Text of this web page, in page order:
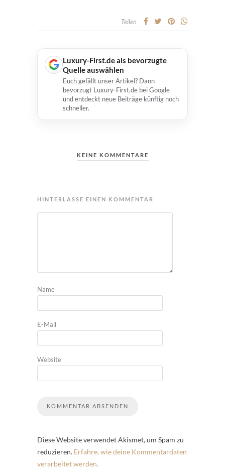
Teilen
Luxury-First.de als bevorzugte
Quelle auswählen
Euch gefällt unser Artikel? Dann
bevorzugt Luxury-First.de bei Google
und entdeckt neue Beiträge künftig noch
schneller.
KEINE KOMMENTARE
HINTERLASSE EINEN KOMMENTAR
Name
E-Mail
Website
Diese Website verwendet Akismet, um Spam zu
reduzieren. Erfahre, wie deine Kommentardaten
verarbeitet werden.